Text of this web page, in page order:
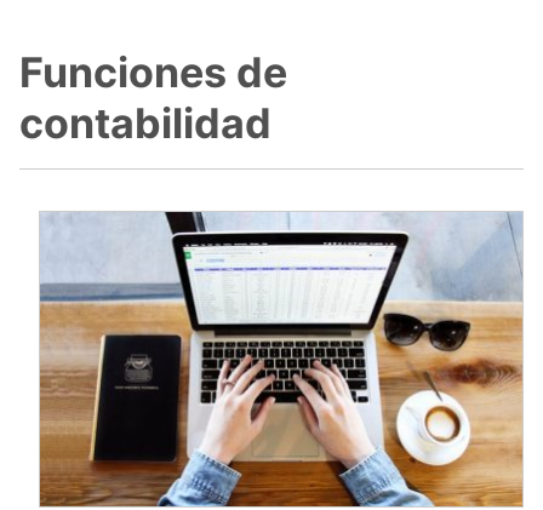
Funciones de
contabilidad